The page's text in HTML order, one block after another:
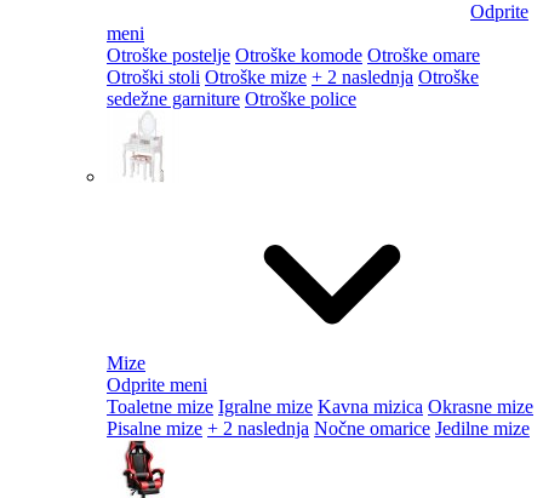
Odprite
meni
Otroške postelje Otroške komode Otroške omare
Otroški stoli Otroške mize + 2 naslednja Otroške
sedežne garniture Otroške police
Mize
Odprite meni
Toaletne mize Igralne mize Kavna mizica Okrasne mize
Pisalne mize + 2 naslednja Nočne omarice Jedilne mize